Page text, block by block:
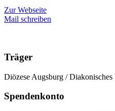
Zur Webseite
Mail schreiben
Träger
Diözese Augsburg /
Spendenkonto